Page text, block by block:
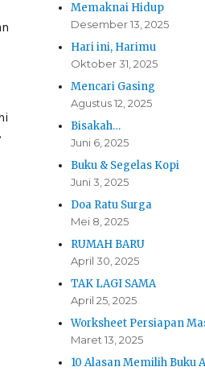
Memaknai Hidup
Desember 13, 2025
Hari ini, Harimu
Oktober 31, 2025
Mencari Gasing
Agustus 12, 2025
Bisakah…
Juni 6, 2025
Buku & Segelas Kopi
Juni 3, 2025
Doa Ratu Surga
Mei 8, 2025
RUMAH BARU
April 30, 2025
TAK LAGI SAMA
April 25, 2025
Worksheet Persiapan
Maret 13, 2025
10 Alasan Memilih Buku